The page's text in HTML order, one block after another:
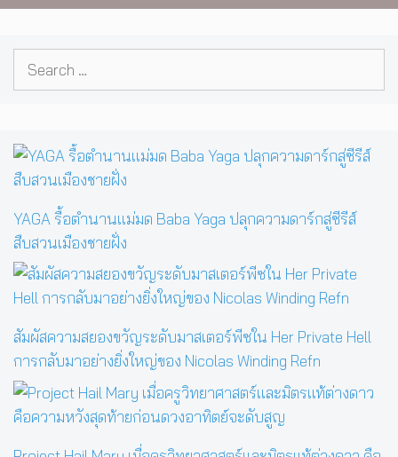
Search
YAGA รื้อตำนานแม่มด Baba Yaga ปลุกความดาร์กสู่ซีรีส์
สืบสวนเมืองชายฝั่ง
สัมผัสความสยองขวัญระดับมาสเตอร์พีซใน Her Private Hell
การกลับมาอย่างยิ่งใหญ่ของ Nicolas Winding Refn